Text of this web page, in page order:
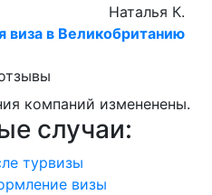
Наталья К.
виза в Великобританию
компаний измененены.
случаи:
турвизы
визы